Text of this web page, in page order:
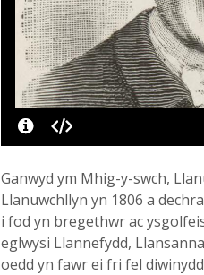
Ganwyd ym Mhig-y-swch,
Llanuwchllyn yn 1806 a
i fod yn bregethwr ac
eglwysi Llannefydd,
oedd yn fawr ei fri fel